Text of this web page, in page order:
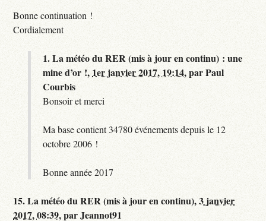
Bonne continuation !
Cordialement
1.La météo du RER (mis à jour en continu) : une
mine d’or !, 1er janvier 2017, 19:14,parPaul
Courbis
Bonsoir et merci
Ma base contient 34780 événements depuis le 12
octobre 2006 !
Bonne année 2017
15.La météo du RER (mis à jour en continu),3 janvier
2017, 08:39,parJeannot91